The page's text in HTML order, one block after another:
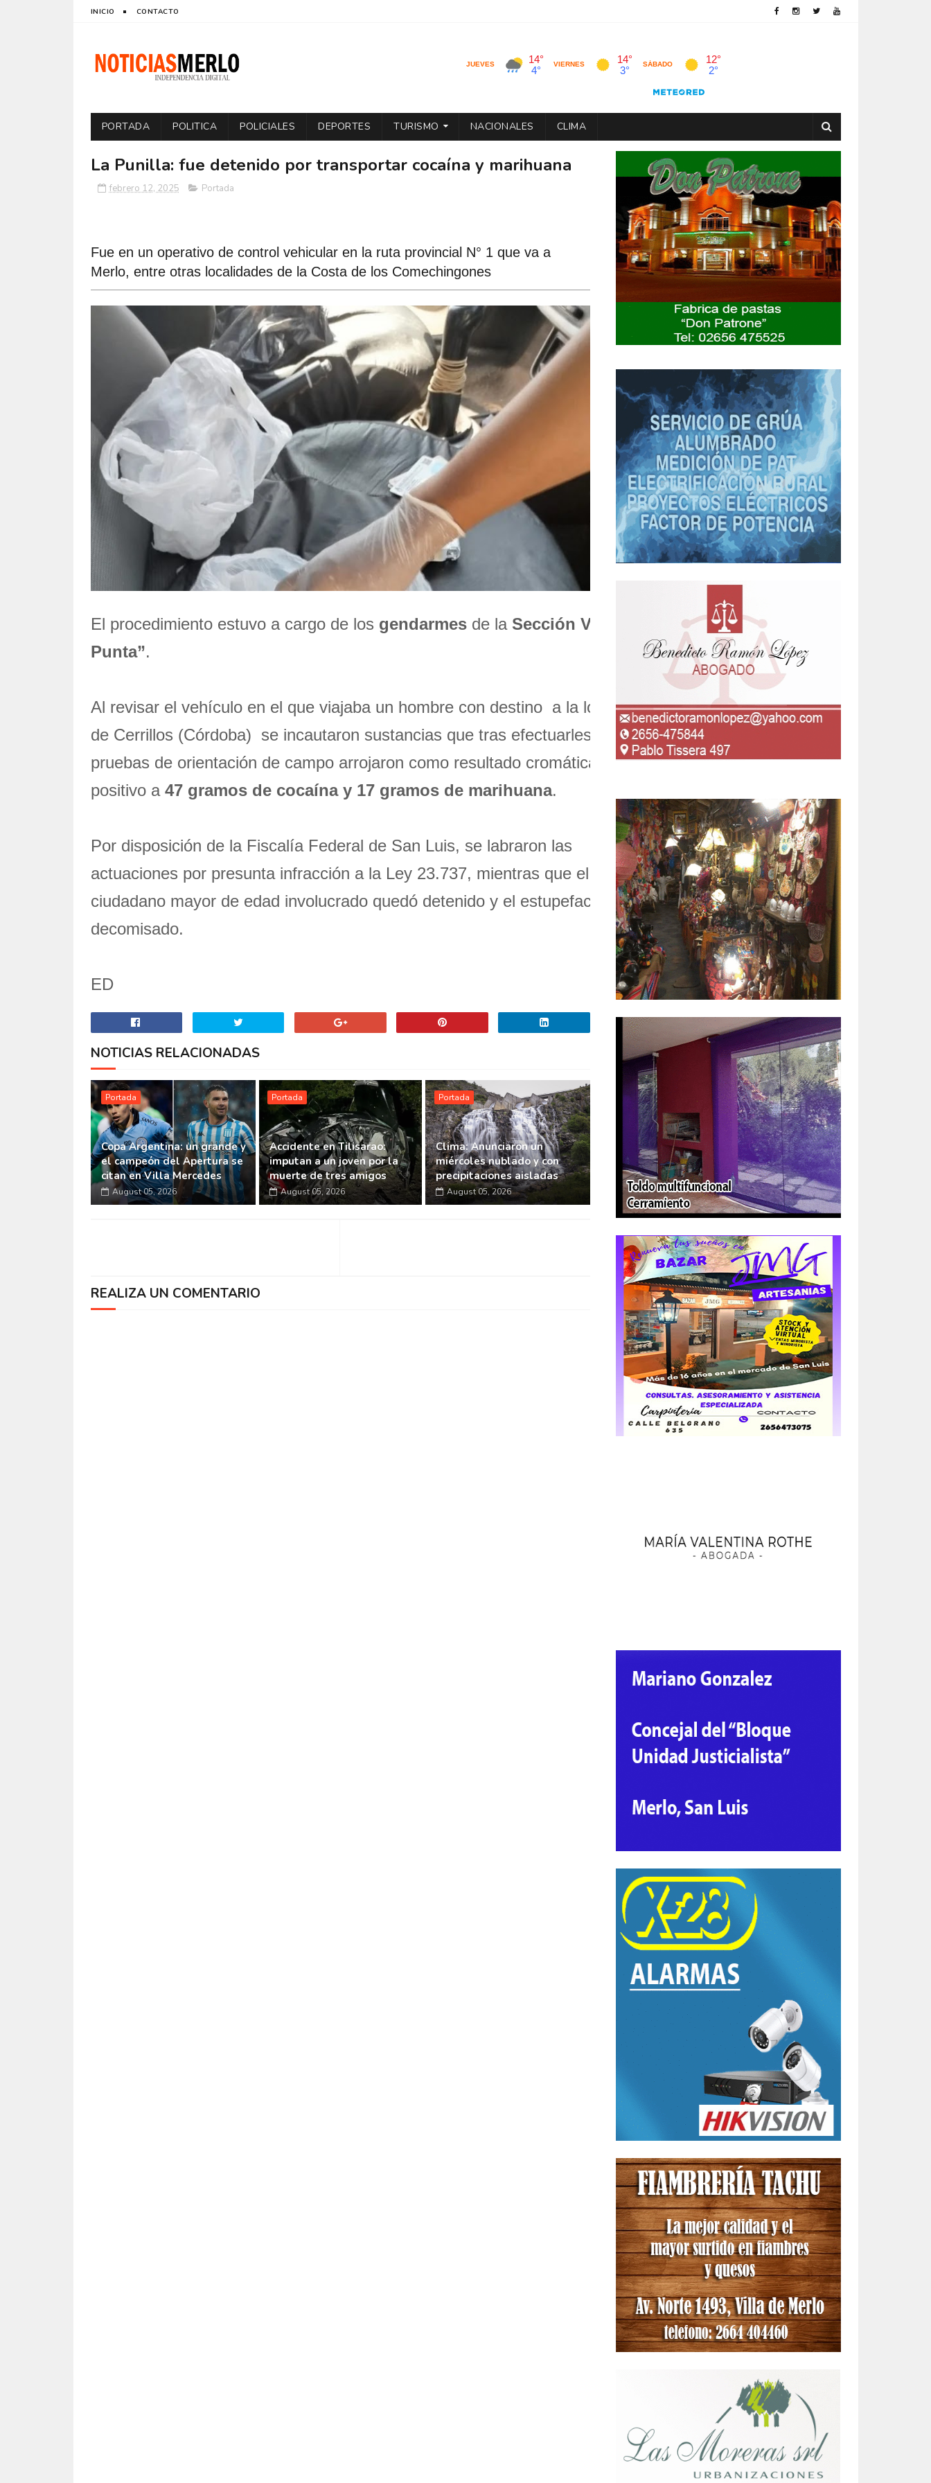
INICIO CONTACTO
PORTADA POLITICA POLICIALES DEPORTES TURISMO NACIONALES CLIMA
La Punilla: fue detenido por transportar cocaína y marihuana
febrero 12, 2025 Portada
Fue en un operativo de control vehicular en la ruta provincial N° 1 que va a
Merlo, entre otras localidades de la Costa de los Comechingones
El procedimiento estuvo a cargo de los gendarmesde la Sección Vial “La
Punta”.
Al revisar el vehículo en el que viajaba un hombre con destino a la localidad
de Cerrillos (Córdoba) se incautaron sustancias que tras efectuarles las
pruebas de orientación de campo arrojaron como resultado cromáticamente
positivo a 47 gramos de cocaína y 17 gramos de marihuana.
Por disposición de la Fiscalía Federal de San Luis, se labraron las
actuaciones por presunta infracción a la Ley 23.737, mientras que el
ciudadano mayor de edad involucrado quedó detenido y el estupefaciente
decomisado.
ED
NOTICIAS RELACIONADAS
Portada
Copa Argentina: un grande y
el campeón del Apertura se
citan en Villa Mercedes
August 05, 2026
Portada
Accidente en Tilisarao:
imputan a un joven por la
muerte de tres amigos
August 05, 2026
Portada
Clima: Anunciaron un
miércoles nublado y con
precipitaciones aisladas
August 05, 2026
REALIZA UN COMENTARIO